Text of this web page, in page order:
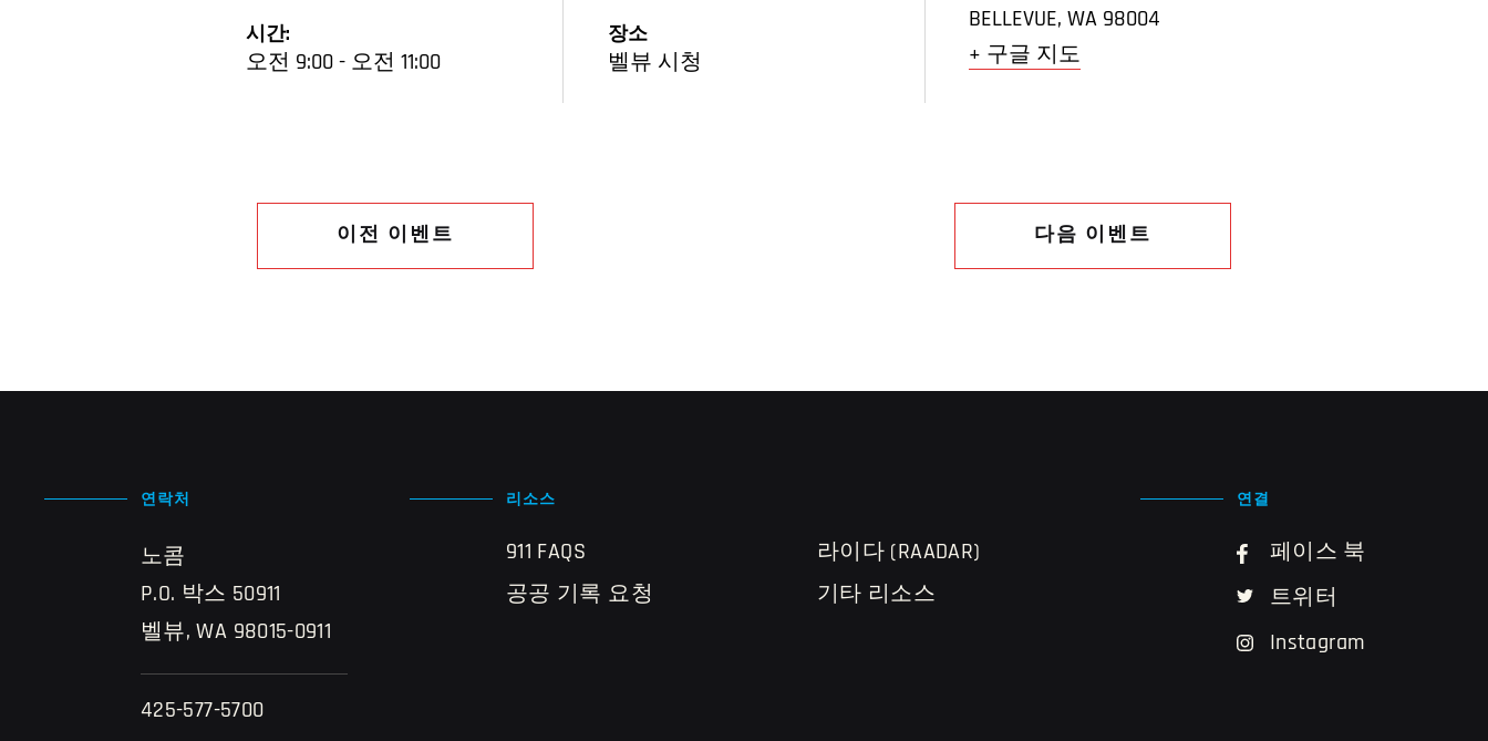
시간:
오전 9:00 - 오전 11:00
장소
벨뷰 시청
BELLEVUE, WA 98004
+ 구글 지도
이전 이벤트 다음 이벤트
연락처
노콤
P.O. 박스 50911
벨뷰, WA 98015-0911
425-577-5700
리소스
911 FAQS
공공 기록 요청
라이다 (RAADAR)
기타 리소스
연결
페이스 북
트위터
Instagram